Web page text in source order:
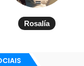
Rosalía